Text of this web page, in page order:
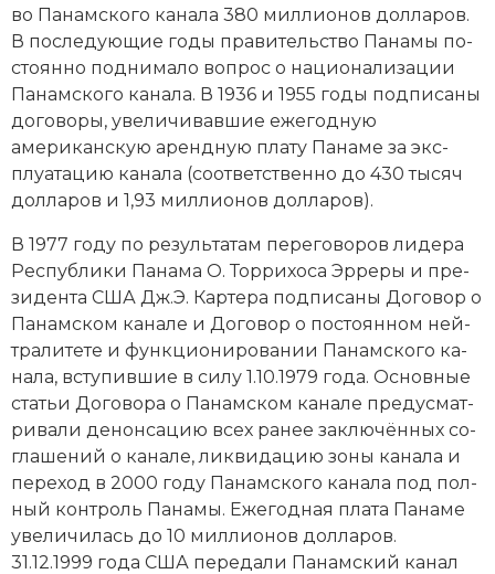
во Панамского канала 380 миллионов долларов.
В по­сле­дую­щие го­ды пра­ви­тель­ст­во Па­на­мы по­
сто­ян­но под­ни­ма­ло во­прос о на­цио­на­ли­за­ции
Панамского канала. В 1936 и 1955 годы под­пи­са­ны
до­го­во­ры, уве­ли­чи­вав­шие еже­год­ную
американскую аренд­ную пла­ту Па­на­ме за экс­
плуа­та­цию ка­на­ла (со­от­вет­ст­вен­но до 430 тысяч
долларов и 1,93 миллионов долларов).
В 1977 году по ре­зуль­та­там пе­ре­го­во­ров ли­де­ра
Республики Панама О. Тор­ри­хо­са Эр­ре­ры и пре­
зи­ден­та США Дж.Э. Кар­те­ра под­пи­са­ны До­го­вор о
Па­нам­ском ка­на­ле и До­го­вор о по­сто­ян­ном ней­
тра­ли­те­те и функ­цио­ни­ро­ва­нии Па­нам­ско­го ка­
на­ла, всту­пив­шие в си­лу 1.10.1979 года. Основные
ста­тьи До­го­во­ра о Па­нам­ском ка­на­ле пре­ду­смат­
ри­ва­ли де­нон­са­цию всех ра­нее за­клю­чён­ных со­
гла­ше­ний о ка­на­ле, ли­к­ви­да­цию зо­ны ка­на­ла и
пе­ре­ход в 2000 году Панамского канала под пол­
ный кон­троль Па­на­мы. Еже­год­ная пла­та Па­на­ме
уве­ли­чи­лась до 10 миллионов долларов.
31.12.1999 года США пе­ре­да­ли Панамский канал